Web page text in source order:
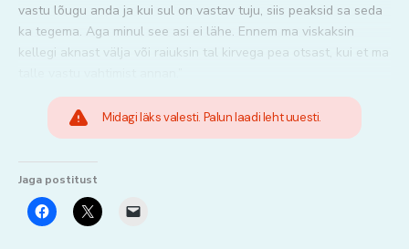
vastu lõugu anda ja kui sul on vastav tuju, siis peaksid sa seda
ka tegema. Aga minul see asi ei lähe. Ennem ma viskaksin
kellegi aknast välja või raiuksin tal kirvega pea otsast, kui et ma
Midagi läks valesti. Palun laadi leht uuesti.
Jaga postitust